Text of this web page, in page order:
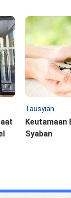
Tausyiah
Keutamaan
Syaban